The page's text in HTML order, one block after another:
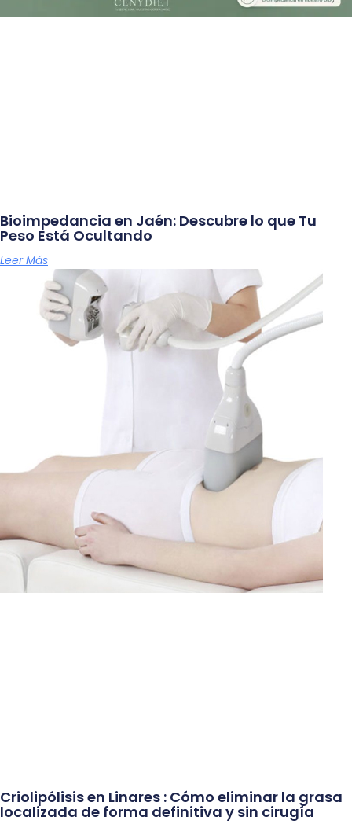
Bioimpedancia en Jaén: Descubre lo que Tu
Peso Está Ocultando
Leer Más
Criolipólisis en Linares : Cómo eliminar la grasa
localizada de forma definitiva y sin cirugía